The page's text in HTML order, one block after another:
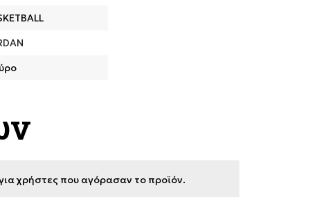
χρήστες που αγόρασαν το προϊόν.